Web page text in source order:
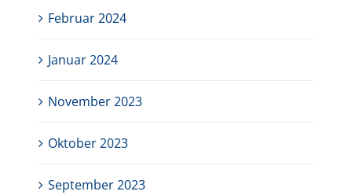
Februar 2024
Januar 2024
November 2023
Oktober 2023
September 2023